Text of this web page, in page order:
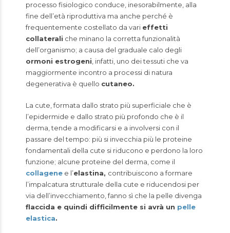
processo fisiologico conduce, inesorabilmente, alla
fine dell’età riproduttiva ma anche perché è
frequentemente costellato da vari effetti
collaterali che minano la corretta funzionalità
dell’organismo; a causa del graduale calo degli
ormoni estrogeni , infatti, uno dei tessuti che va
maggiormente incontro a processi di natura
degenerativa è quello cutaneo.
La cute, formata dallo strato più superficiale che è
l’epidermide e dallo strato più profondo che è il
derma, tende a modificarsi e a involversi con il
passare del tempo: più si invecchia più le proteine
fondamentali della cute si riducono e perdono la loro
funzione; alcune proteine del derma, come il
collagene e l’elastina, contribuiscono a formare
l’impalcatura strutturale della cute e riducendosi per
via dell’invecchiamento, fanno sì che la pelle divenga
flaccida e quindi difficilmente si avrà un pelle
elastica.